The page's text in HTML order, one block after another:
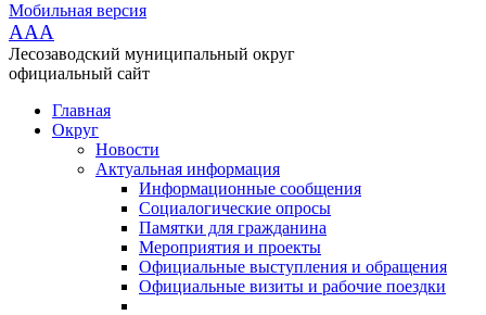
Мобильная версия
AAA
Лесозаводский муниципальный округ
официальный сайт
Главная
Округ
Новости
Актуальная информация
Информационные сообщения
Социалогические опросы
Памятки для гражданина
Мероприятия и проекты
Официальные выступления и обращения
Официальные визиты и рабочие поездки